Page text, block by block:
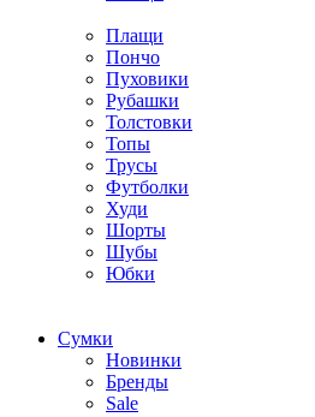
Плащи
Пончо
Пуховики
Рубашки
Толстовки
Топы
Трусы
Футболки
Худи
Шорты
Шубы
Юбки
Cумки
Новинки
Бренды
Sale